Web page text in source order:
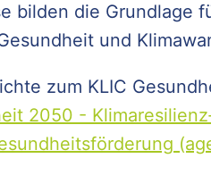
bilden die Grundlage
und
zum KLIC
2050 -